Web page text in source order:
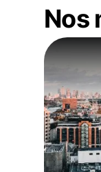
Nos